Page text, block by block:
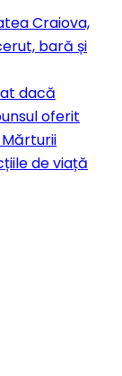
Craiova,
bară și
dacă
oferit
Mărturii
de viață